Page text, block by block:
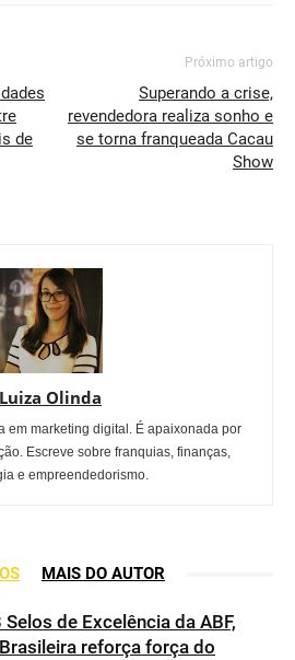
de
Próximo artigo
Superando a crise,
revendedora realiza sonho e
se torna franqueada Cacau
Show
Luiza Olinda
em marketing digital. É apaixonada por
Escreve sobre franquias, finanças,
e empreendedorismo.
MAIS DO AUTOR
Selos de Excelência da ABF,
reforça força do